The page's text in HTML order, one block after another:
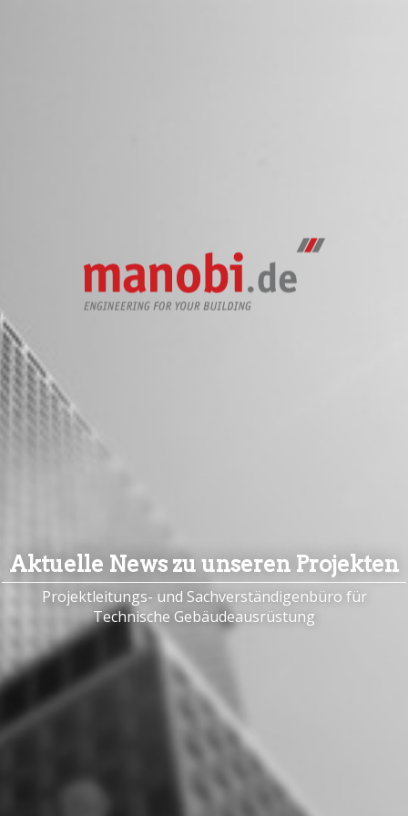
Aktuelle News zu unseren Projekten
Projektleitungs- und Sachverständigenbüro für
Technische Gebäudeausrüstung